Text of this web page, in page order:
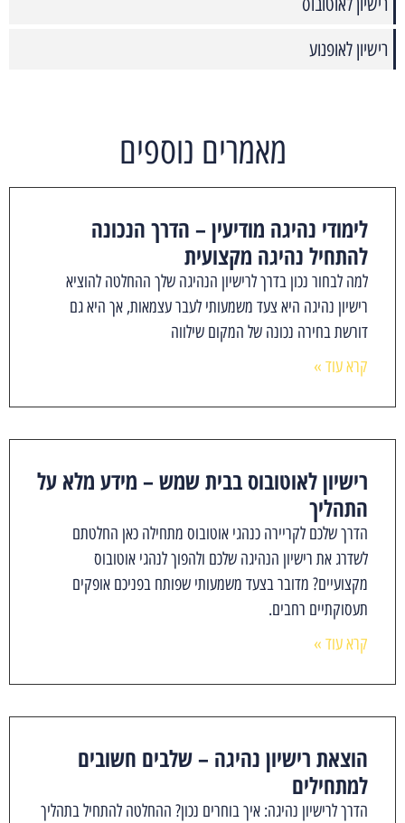
רישיון לאופנוע
מאמרים נוספים
לימודי נהיגה מודיעין – הדרך הנכונה
להתחיל נהיגה מקצועית
למה לבחור נכון בדרך לרישיון הנהיגה שלך ההחלטה להוציא
רישיון נהיגה היא צעד משמעותי לעבר עצמאות, אך היא גם
דורשת בחירה נכונה של המקום שילווה
קרא עוד »
רישיון לאוטובוס בבית שמש – מידע מלא על
התהליך
הדרך שלכם לקריירה כנהגי אוטובוס מתחילה כאן החלטתם
לשדרג את רישיון הנהיגה שלכם ולהפוך לנהגי אוטובוס
מקצועיים? מדובר בצעד משמעותי שפותח בפניכם אופקים
תעסוקתיים רחבים.
קרא עוד »
הוצאת רישיון נהיגה – שלבים חשובים
למתחילים
הדרך לרישיון נהיגה: איך בוחרים נכון? ההחלטה להתחיל בתהליך